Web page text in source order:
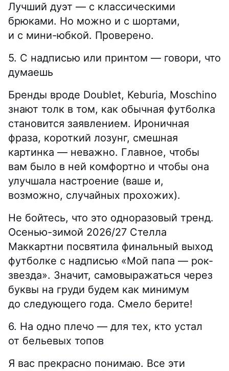
Лучший дуэт — с классическими
брюками. Но можно и с шортами,
и с мини-юбкой. Проверено.
5. С надписью или принтом — говори, что
думаешь
Бренды вроде Doublet, Keburia, Moschino
знают толк в том, как обычная футболка
становится заявлением. Ироничная
фраза, короткий лозунг, смешная
картинка — неважно. Главное, чтобы
вам было в ней комфортно и чтобы она
улучшала настроение (ваше и,
возможно, случайных прохожих).
Не бойтесь, что это одноразовый тренд.
Осенью-зимой 2026/27 Стелла
Маккартни посвятила финальный выход
футболке с надписью «Мой папа — рок-
звезда». Значит, самовыражаться через
буквы на груди будем как минимум
до следующего года. Смело берите!
6. На одно плечо — для тех, кто устал
от бельевых топов
Я вас прекрасно понимаю. Все эти